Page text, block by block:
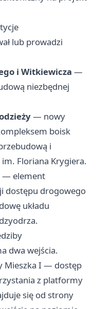
lub prowadzi
i Witkiewicza —
niezbędnej
— nowy
boisk
i
Floriana Krygiera.
— element
dostępu drogowego
układu
dwa wejścia.
Mieszka I — dostęp
z platformy
się od strony